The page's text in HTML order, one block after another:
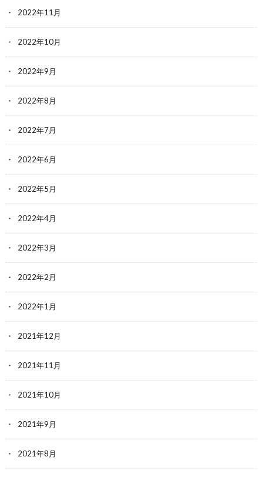
2022年11月
2022年10月
2022年9月
2022年8月
2022年7月
2022年6月
2022年5月
2022年4月
2022年3月
2022年2月
2022年1月
2021年12月
2021年11月
2021年10月
2021年9月
2021年8月